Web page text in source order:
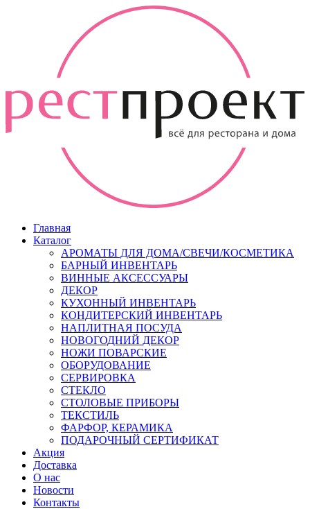
Главная
Каталог
АРОМАТЫ ДЛЯ ДОМА/СВЕЧИ/КОСМЕТИКА
БАРНЫЙ ИНВЕНТАРЬ
ВИННЫЕ АКСЕССУАРЫ
ДЕКОР
КУХОННЫЙ ИНВЕНТАРЬ
КОНДИТЕРСКИЙ ИНВЕНТАРЬ
НАПЛИТНАЯ ПОСУДА
НОВОГОДНИЙ ДЕКОР
НОЖИ ПОВАРСКИЕ
ОБОРУДОВАНИЕ
СЕРВИРОВКА
СТЕКЛО
СТОЛОВЫЕ ПРИБОРЫ
ТЕКСТИЛЬ
ФАРФОР, КЕРАМИКА
ПОДАРОЧНЫЙ СЕРТИФИКАТ
Акция
Доставка
О нас
Новости
Контакты